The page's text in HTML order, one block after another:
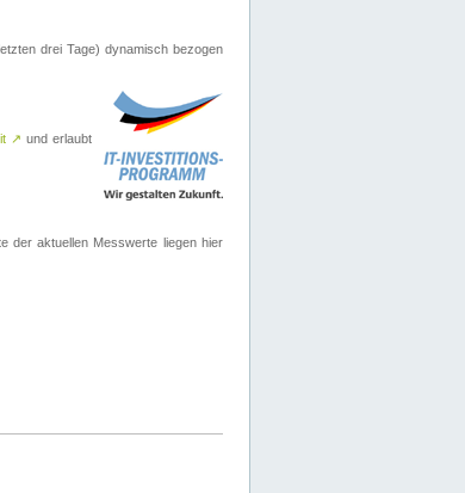
drei Tage) dynamisch bezogen
↗ und erlaubt
der aktuellen Messwerte liegen hier